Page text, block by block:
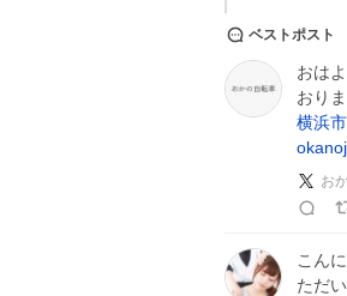
ベストポスト
おは
おり
横浜市
お
こん
ただ